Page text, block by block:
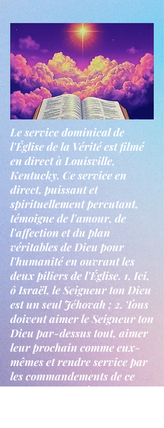
Le service dominical de
l'Église de la Vérité est filmé
en direct à Louisville,
Kentucky. Ce service en
direct, puissant et
spirituellement percutant,
témoigne de l'amour, de
l'affection et du plan
véritables de Dieu pour
l'humanité en ouvrant les
deux piliers de l'Église. 1. Ici,
ô Israël, le Seigneur ton Dieu
est un seul Jéhovah ; 2. Tous
doivent aimer le Seigneur ton
Dieu par-dessus tout, aimer
leur prochain comme eux-
mêmes et rendre service par
les commandements de ce
Dieu unique, Jésus-Christ.